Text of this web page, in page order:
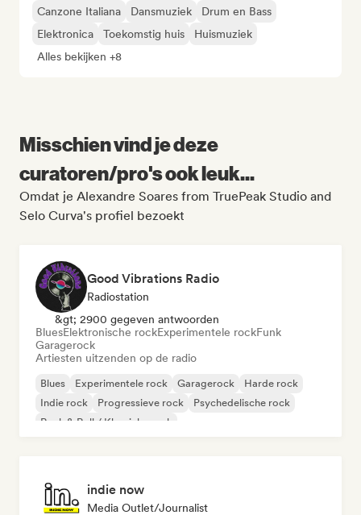
Canzone Italiana Dansmuziek
Drum en Bass
Elektronica
Toekomstig huis
Huismuziek
Alles bekijken +8
Misschien vind je deze
curatoren/pro's ook leuk...
Omdat je Alexandre Soares from TruePeak Studio and
Selo Curva's profiel bezoekt
Good Vibrations Radio
Radiostation
&gt; 2900 gegeven antwoorden
BluesElektronische rockExperimentele rockFunk
Garagerock
Artiesten uitzenden op de radio
Blues Experimentele rock Garagerock
Harde rock
Indie rock
Progressieve rock
Psychedelische rock
Rock & Roll / Klassieke rock
indie now
Media Outlet/Journalist